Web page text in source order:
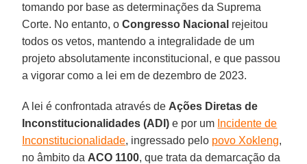
tomando por base as determinações da Suprema
Corte. No entanto, oCongresso Nacional rejeitou
todos os vetos, mantendo a integralidade de um
projeto absolutamente inconstitucional, e que passou
a vigorar como a lei em de dezembro de 2023.
A lei é confrontada através de Ações Diretas de
Inconstitucionalidades (ADI) e por um Incidente de
Inconstitucionalidade, ingressado pelo povo Xokleng,
no âmbito da ACO 1100, que trata da demarcação da